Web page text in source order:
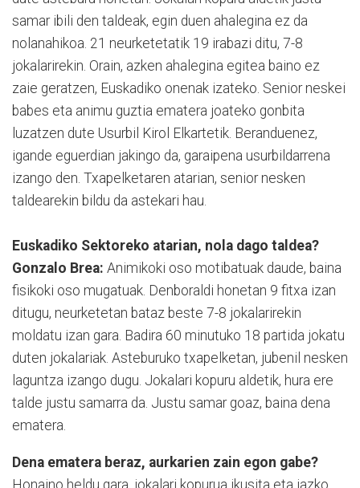
samar ibili den taldeak, egin duen ahalegina ez da
nolanahikoa. 21 neurketetatik 19 irabazi ditu, 7-8
jokalarirekin. Orain, azken ahalegina egitea baino ez
zaie geratzen, Euskadiko onenak izateko. Senior neskei
babes eta animu guztia ematera joateko gonbita
luzatzen dute Usurbil Kirol Elkartetik. Beranduenez,
igande eguerdian jakingo da, garaipena usurbildarrena
izango den. Txapelketaren atarian, senior nesken
taldearekin bildu da astekari hau.
Euskadiko Sektoreko atarian, nola dago taldea?
Gonzalo Brea: Animikoki oso motibatuak daude, baina
fisikoki oso mugatuak. Denboraldi honetan 9 fitxa izan
ditugu, neurketetan bataz beste 7-8 jokalarirekin
moldatu izan gara. Badira 60 minutuko 18 partida jokatu
duten jokalariak. Asteburuko txapelketan, jubenil nesken
laguntza izango dugu. Jokalari kopuru aldetik, hura ere
talde justu samarra da. Justu samar goaz, baina dena
ematera.
Dena ematera beraz, aurkarien zain egon gabe?
Honaino heldu gara, jokalari kopurua ikusita eta iazko